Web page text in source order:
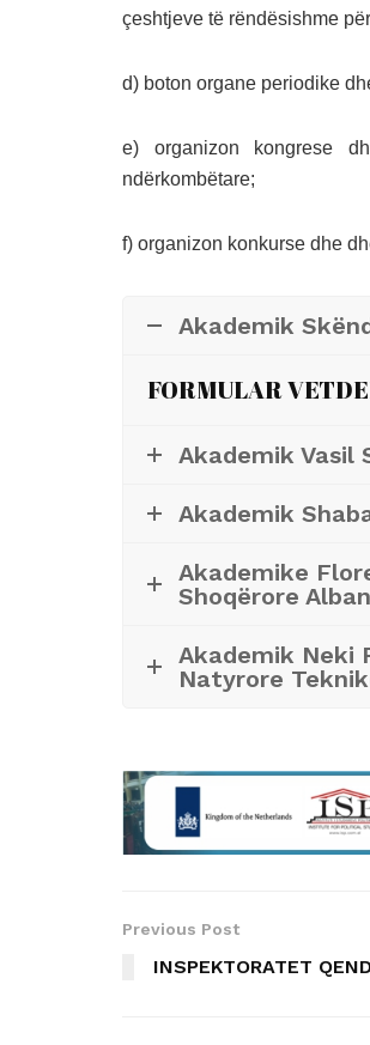
çeshtjeve të rëndësishme
d) boton organe periodike
e) organizon kongrese
ndërkombëtare;
f) organizon konkurse dhe
Akademik
FORMULAR
Akademik Vasil
Akademik
Akademike
Shoqërore
Akademik Neki
Natyrore
Previous Post
INSPEKTORATET